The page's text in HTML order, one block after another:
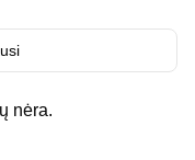
nėra.